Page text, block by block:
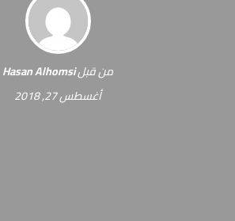
من قبلHasan Alhomsi
أغسطس 27, 2018